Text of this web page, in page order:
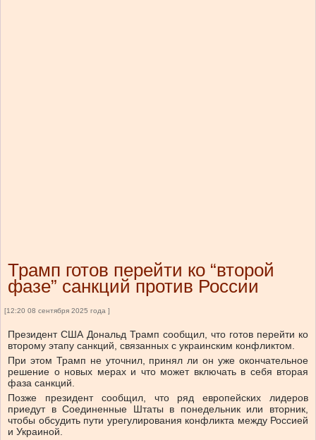
Трамп готов перейти ко “второй
фазе” санкций против России
[12:20 08 сентября 2025 года ]
Президент США Дональд Трамп сообщил, что готов перейти ко
второму этапу санкций, связанных с украинским конфликтом.
При этом Трамп не уточнил, принял ли он уже окончательное
решение о новых мерах и что может включать в себя вторая
фаза санкций.
Позже президент сообщил, что ряд европейских лидеров
приедут в Соединенные Штаты в понедельник или вторник,
чтобы обсудить пути урегулирования конфликта между Россией
и Украиной.